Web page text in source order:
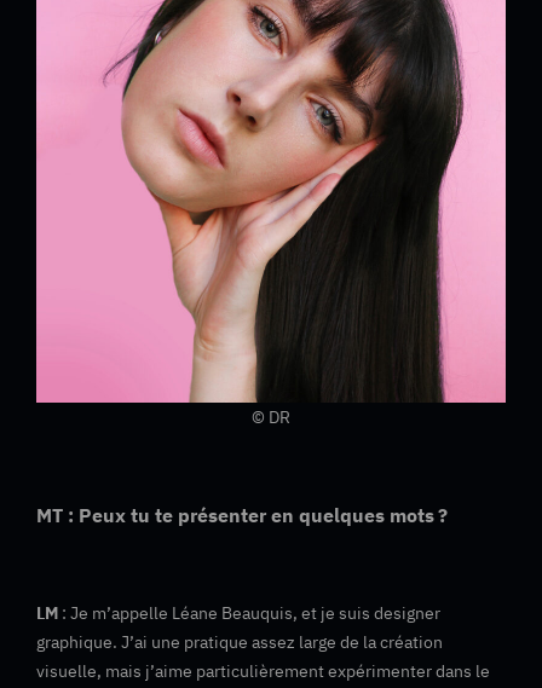
© DR
MT : Peux tu te présenter en quelques mots ?
LM : Je m’appelle Léane Beauquis, et je suis designer
graphique. J’ai une pratique assez large de la création
visuelle, mais j’aime particulièrement expérimenter dans le